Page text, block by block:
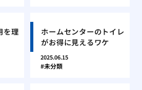
を理
ホームセンターのトイレ
がお得に見えるワケ
2025.06.15
未分類